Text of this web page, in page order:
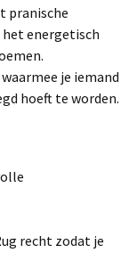
pranische
energetisch
je iemand
hoeft te worden.
recht zodat je